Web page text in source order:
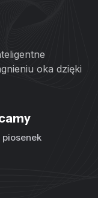
oka dzięki
piosenek